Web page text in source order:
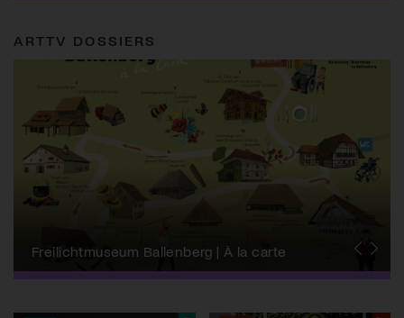
ARTTV DOSSIERS
+ Ästhetik
Freilichtmuseum Ballenberg | À la carte
Kulturlandsgemeinde
Forum Schweizer Geschichte Schwyz